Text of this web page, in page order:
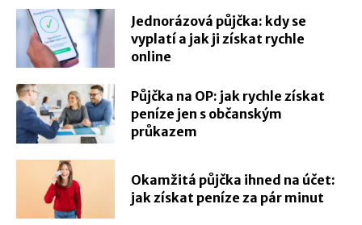
Jednorázová půjčka: kdy se
vyplatí a jak ji získat rychle
online
Půjčka na OP: jak rychle získat
peníze jen s občanským
průkazem
Okamžitá půjčka ihned na účet:
jak získat peníze za pár minut